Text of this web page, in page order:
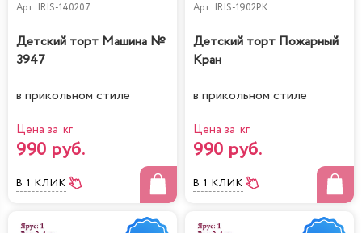
Арт. IRIS-140207
Детский торт Машина №
3947
в прикольном стиле
Цена за кг
990 руб.
В 1 КЛИК
Арт. IRIS-1902PK
Детский торт Пожарный
Кран
в прикольном стиле
Цена за кг
990 руб.
В 1 КЛИК